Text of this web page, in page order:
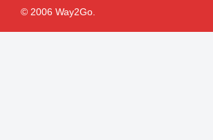
© 2006 Way2Go.